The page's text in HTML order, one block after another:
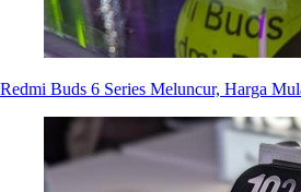
Redmi Buds 6 Series Meluncur, Harga